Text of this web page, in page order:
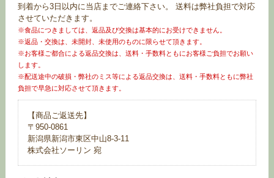
到着から3日以内に当店までご連絡下さい。 送料は弊社負担で対応
させていただきます。
※食品につきましては、返品及び交換は基本的にお受けできません。
※返品・交換は、未開封、未使用のものに限らせて頂きます。
※お客様ご都合による返品交換は、送料・手数料ともにお客様ご負担でお願い
します。
※配送途中の破損・弊社のミス等による返品交換は、送料・手数料ともに弊社
負担で早急に対応させて頂きます。
【商品ご返送先】
〒950-0861
新潟県新潟市東区中山8-3-11
株式会社ソーリン 宛